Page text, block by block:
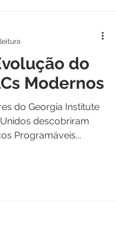
do
Modernos
do Georgia Institute
descobriram
Programáveis...